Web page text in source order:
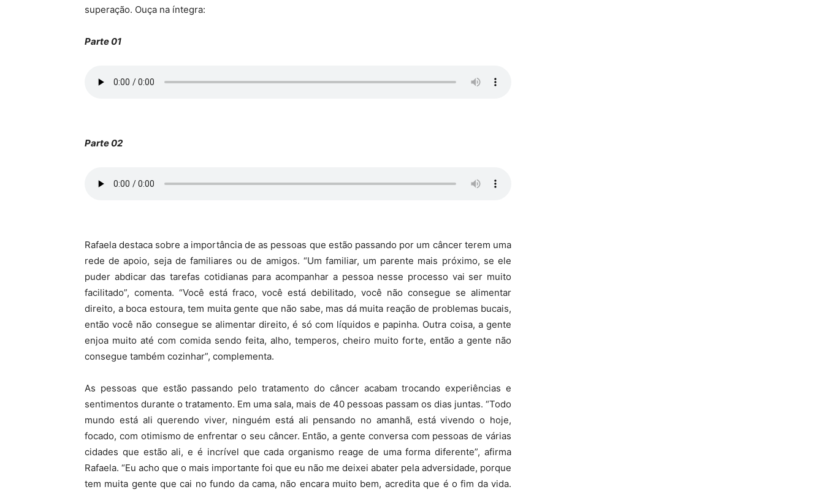
superação. Ouça na íntegra:
Parte 01
Parte 02
Rafaela destaca sobre a importância de as pessoas que estão passando por um câncer terem uma
rede de apoio, seja de familiares ou de amigos. “Um familiar, um parente mais próximo, se ele
puder abdicar das tarefas cotidianas para acompanhar a pessoa nesse processo vai ser muito
facilitado”, comenta. “Você está fraco, você está debilitado, você não consegue se alimentar
direito, a boca estoura, tem muita gente que não sabe, mas dá muita reação de problemas bucais,
então você não consegue se alimentar direito, é só com líquidos e papinha. Outra coisa, a gente
enjoa muito até com comida sendo feita, alho, temperos, cheiro muito forte, então a gente não
consegue também cozinhar”, complementa.
As pessoas que estão passando pelo tratamento do câncer acabam trocando experiências e
sentimentos durante o tratamento. Em uma sala, mais de 40 pessoas passam os dias juntas. “Todo
mundo está ali querendo viver, ninguém está ali pensando no amanhã, está vivendo o hoje,
focado, com otimismo de enfrentar o seu câncer. Então, a gente conversa com pessoas de várias
cidades que estão ali, e é incrível que cada organismo reage de uma forma diferente”, afirma
Rafaela. “Eu acho que o mais importante foi que eu não me deixei abater pela adversidade, porque
tem muita gente que cai no fundo da cama, não encara muito bem, acredita que é o fim da vida.